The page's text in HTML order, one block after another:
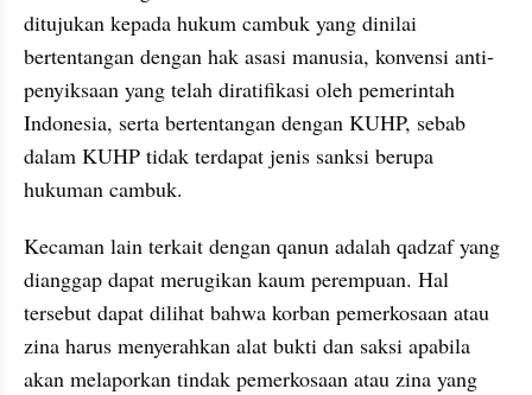
ditujukan kepada hukum cambuk yang dinilai
bertentangan dengan hak asasi manusia, konvensi anti-
penyiksaan yang telah diratifikasi oleh pemerintah
Indonesia, serta bertentangan dengan KUHP, sebab
dalam KUHP tidak terdapat jenis sanksi berupa
hukuman cambuk.
Kecaman lain terkait dengan qanun adalah qadzaf yang
dianggap dapat merugikan kaum perempuan. Hal
tersebut dapat dilihat bahwa korban pemerkosaan atau
zina harus menyerahkan alat bukti dan saksi apabila
akan melaporkan tindak pemerkosaan atau zina yang